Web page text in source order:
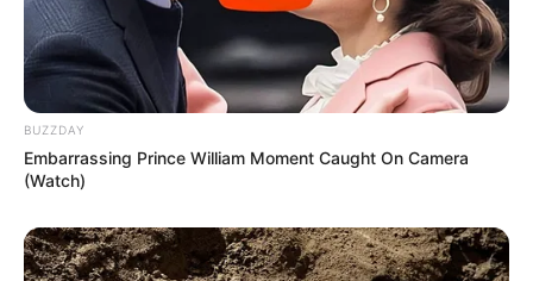
BUZZDAY
Embarrassing Prince William Moment Caught On Camera
(Watch)